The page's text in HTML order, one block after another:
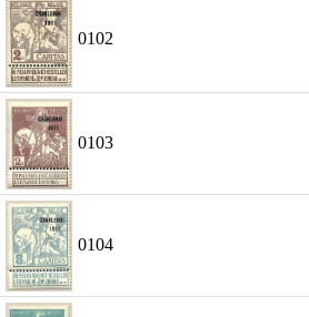
0102
0103
0104